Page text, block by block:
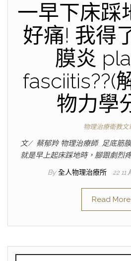
一早下床踩
好痛! 我得
膜炎
fasciitis??(
物力學
物理治療衛教文
文/ 蔡郁羚 物理治療師 足底筋
就是早上起床踩地時，腳跟劇烈
By 全人物理治療所 22 11
Read More